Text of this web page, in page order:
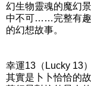
幻生物靈魂的魔幻
中不可……完整有趣
的幻想故事。
幸運13（Lucky 13
其實是卜卜恰恰的